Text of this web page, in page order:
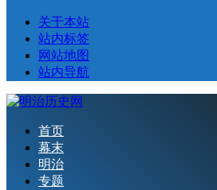
关于本站
站内标签
网站地图
站内导航
首页
幕末
明治
专题